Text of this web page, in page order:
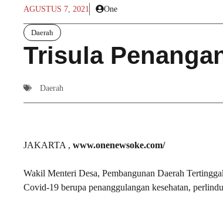
AGUSTUS 7, 2021 One
Daerah
Trisula
Daerah
JAKARTA , www.onenewsoke.com/
Wakil Menteri Desa, Pembangunan Daerah
Covid-19 berupa penanggulangan kesehatan,